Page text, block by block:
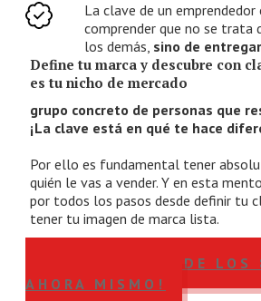
Define tu marca y descubre con
es tu nicho de mercado
La clave de un
comprender que no se trata
los demás, sino de
grupo concreto de personas que
¡La clave está en qué te hace
Por ello es fundamental tener
quién le vas a vender. Y en esta
por todos los pasos desde definir tu
tener tu imagen de marca lista.
¡RESERVA UNO DE LOS
AHORA MISMO!